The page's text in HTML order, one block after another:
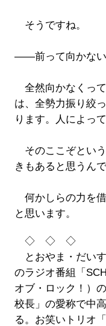
そうですね。
――前って向かない
全然向かなくっ
は、全勢力振り絞
ります。人によっ
そのここぞとい
きもあると思うんで
何かしらの力を
と思います。
◇ ◇ ◇
とおやま・だい
のラジオ番組「
オブ・ロック！）
校長」の愛称で中
る。お笑いトリオ